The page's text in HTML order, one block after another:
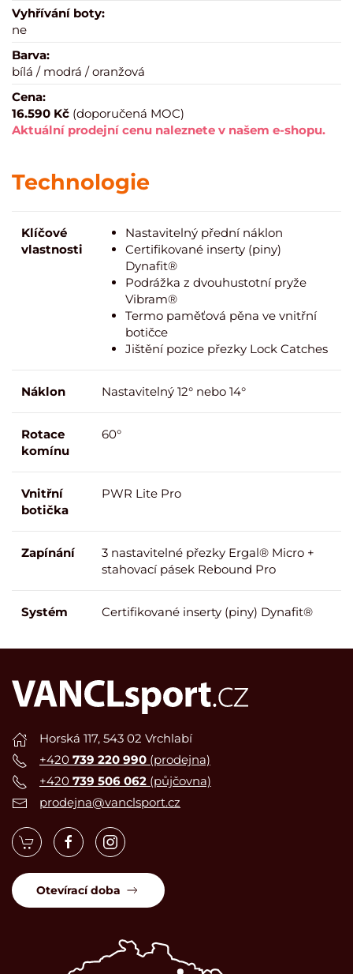
Vyhřívání boty:
ne
Barva:
bílá / modrá / oranžová
Cena:
16.590 Kč (doporučená MOC)
Aktuální prodejní cenu naleznete v našem e-shopu.
Technologie
Klíčové
vlastnosti
Nastavitelný přední náklon
Certifikované inserty (piny)
Dynafit®
Podrážka z dvouhustotní pryže
Vibram®
Termo paměťová pěna ve vnitřní
botičce
Jištění pozice přezky Lock Catches
Náklon Nastavitelný 12° nebo 14°
Rotace
komínu
60°
Vnitřní
botička
PWR Lite Pro
Zapínání
3 nastavitelné přezky Ergal® Micro +
stahovací pásek Rebound Pro
Systém Certifikované inserty (piny) Dynafit®
Horská 117, 543 02 Vrchlabí
+420 739 220 990 (prodejna)
+420 739 506 062 (půjčovna)
prodejna@vanclsport.cz
Otevírací doba